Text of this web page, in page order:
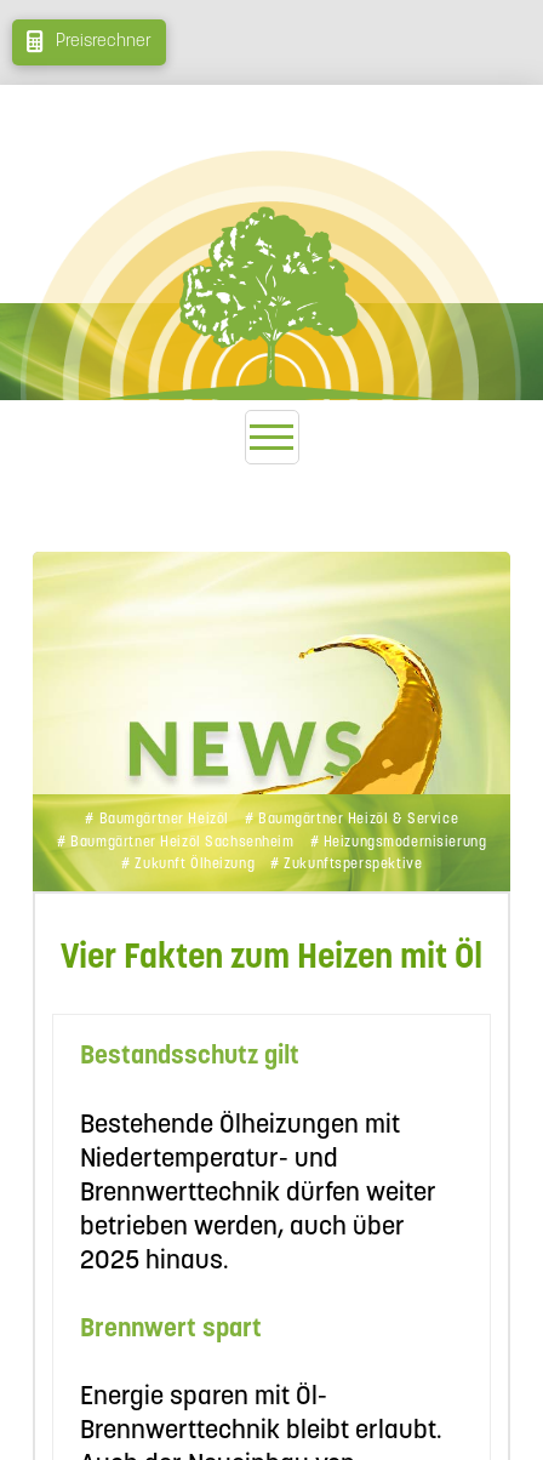
Preisrechner
# Baumgärtner Heizöl
# Baumgärtner Heizöl & Service
# Baumgärtner Heizöl Sachsenheim
# Heizungsmodernisierung
# Zukunft Ölheizung
# Zukunftsperspektive
Vier Fakten zum Heizen mit Öl
Bestandsschutz gilt
Bestehende Ölheizungen mit
Niedertemperatur- und
Brennwerttechnik dürfen weiter
betrieben werden, auch über
2025 hinaus.
Brennwert spart
Energie sparen mit Öl-
Brennwerttechnik bleibt erlaubt.